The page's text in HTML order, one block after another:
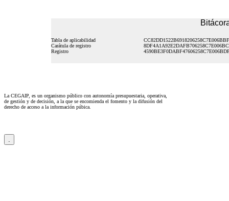
Tabla de aplicabilidad
Carátula de registro
Registro
La CEGAIP, es un organismo público con autonomía presupuestaria, operativa,
de gestión y de decisión, a la que se encomienda el fomento y la difusión del
derecho de acceso a la información púbica.